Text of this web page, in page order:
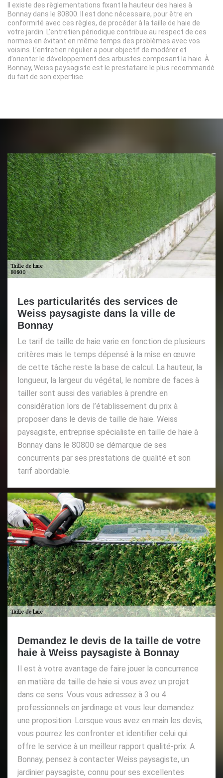
Il existe des règlementations fixant la hauteur des haies à
Bonnay dans le 80800. Il est donc nécessaire, pour être en
conformité avec ces règles, de procéder à la taille de haie de
votre jardin. L’entretien périodique contribue au respect de ces
normes en évitant en même temps des problèmes avec vos
voisins. L’entretien régulier a pour objectif de modérer et
d’orienter le développement des arbustes composant la haie. À
Bonnay, Weiss paysagiste est le prestataire le plus recommandé
du fait de son expertise.
Les particularités des services de
Weiss paysagiste dans la ville de
Bonnay
Le tarif de taille de haie varie en fonction de plusieurs
critères mais le temps dépensé à la mise en œuvre
de cette tâche reste la base de calcul. La hauteur, la
longueur, la largeur du végétal, le nombre de faces à
tailler sont aussi des variables à prendre en
considération lors de l’établissement du prix à
proposer dans le devis de taille de haie. Weiss
paysagiste, entreprise spécialiste en taille de haie à
Bonnay dans le 80800 se démarque de ses
concurrents par ses prestations de qualité et son
tarif abordable.
Demandez le devis de la taille de votre
haie à Weiss paysagiste à Bonnay
Il est à votre avantage de faire jouer la concurrence
en matière de taille de haie si vous avez un projet
dans ce sens. Vous vous adressez à 3 ou 4
professionnels en jardinage et vous leur demandez
une proposition. Lorsque vous avez en main les devis,
vous pourrez les confronter et identifier celui qui
offre le service à un meilleur rapport qualité-prix. A
Bonnay, pensez à contacter Weiss paysagiste, un
jardinier paysagiste, connu pour ses excellentes